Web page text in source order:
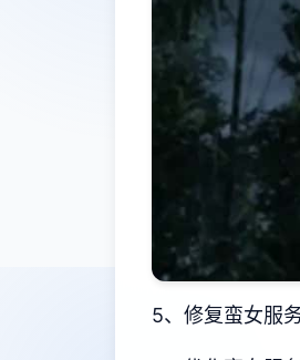
5、修复蛮女服